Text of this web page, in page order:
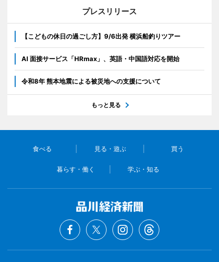
プレスリリース
【こどもの休日の過ごし方】9/6出発 横浜船釣りツアー
AI 面接サービス「HRmax」、英語・中国語対応を開始
令和8年 熊本地震による被災地への支援について
もっと見る
食べる 見る・遊ぶ 買う
暮らす・働く 学ぶ・知る